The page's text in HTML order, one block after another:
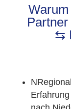
⇆
N